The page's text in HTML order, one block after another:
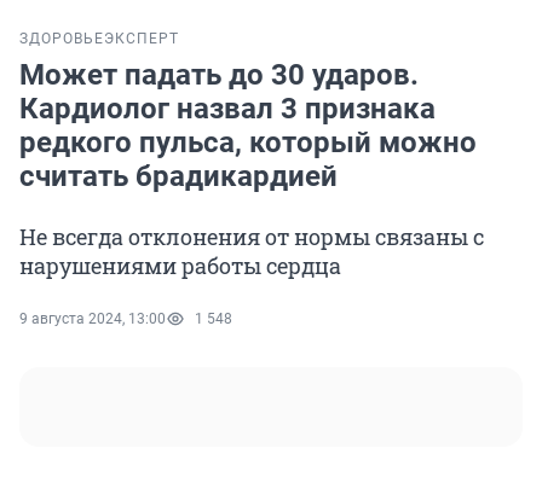
ЗДОРОВЬЕЭКСПЕРТ
Может падать до 30 ударов.
Кардиолог назвал 3 признака
редкого пульса, который можно
считать брадикардией
Не всегда отклонения от нормы связаны с
нарушениями работы сердца
9 августа 2024, 13:00 1 548